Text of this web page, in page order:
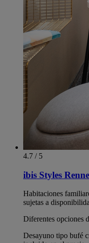
4.7 / 5
ibis Styles
Habitaciones
sujetas a
Diferentes opciones
Desayuno tipo bufé